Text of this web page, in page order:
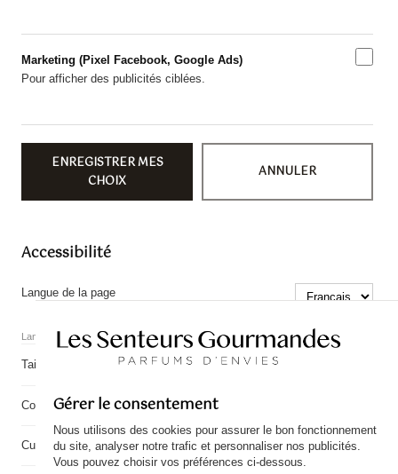
Gérer le consentement
Nous utilisons des cookies pour assurer le bon fonctionnement
du site, analyser notre trafic et personnaliser nos publicités.
Vous pouvez choisir vos préférences ci-dessous.
Marketing (Pixel Facebook, Google Ads)
Pour afficher des publicités ciblées.
ENREGISTRER MES
CHOIX
ANNULER
Accessibilité
Langue de la page
Langues gérées par WPML.
Taille du texte
Contraste élevé
Curseur agrandi